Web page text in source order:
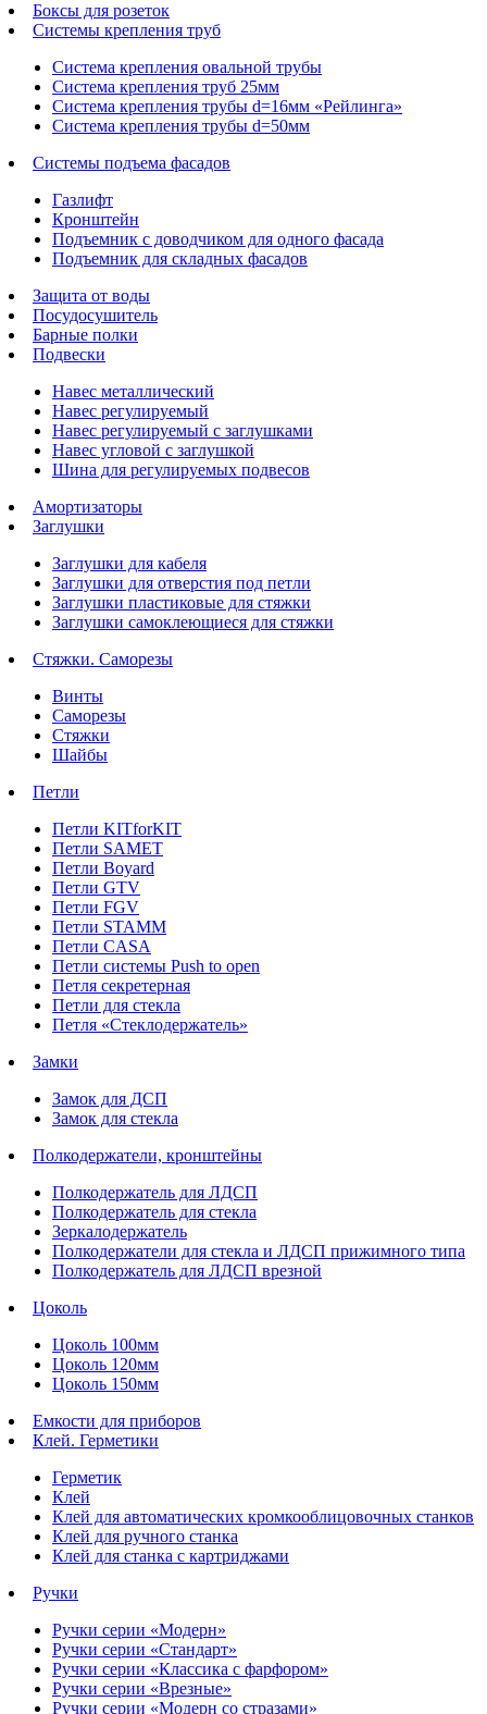
Боксы для розеток
Системы крепления труб
Система крепления овальной трубы
Система крепления труб 25мм
Система крепления трубы d=16мм «Рейлинга»
Система крепления трубы d=50мм
Системы подъема фасадов
Газлифт
Кронштейн
Подъемник с доводчиком для одного фасада
Подъемник для складных фасадов
Защита от воды
Посудосушитель
Барные полки
Подвески
Навес металлический
Навес регулируемый
Навес регулируемый с заглушками
Навес угловой с заглушкой
Шина для регулируемых подвесов
Амортизаторы
Заглушки
Заглушки для кабеля
Заглушки для отверстия под петли
Заглушки пластиковые для стяжки
Заглушки самоклеющиеся для стяжки
Стяжки. Саморезы
Винты
Саморезы
Стяжки
Шайбы
Петли
Петли KITforKIT
Петли SAMET
Петли Boyard
Петли GTV
Петли FGV
Петли STAMM
Петли CASA
Петли системы Push to open
Петля секретерная
Петли для стекла
Петля «Стеклодержатель»
Замки
Замок для ДСП
Замок для стекла
Полкодержатели, кронштейны
Полкодержатель для ЛДСП
Полкодержатель для стекла
Зеркалодержатель
Полкодержатели для стекла и ЛДСП прижимного типа
Полкодержатель для ЛДСП врезной
Цоколь
Цоколь 100мм
Цоколь 120мм
Цоколь 150мм
Емкости для приборов
Клей. Герметики
Герметик
Клей
Клей для автоматических кромкооблицовочных станков
Клей для ручного станка
Клей для станка с картриджами
Ручки
Ручки серии «Модерн»
Ручки серии «Стандарт»
Ручки серии «Классика с фарфором»
Ручки серии «Врезные»
Ручки серии «Модерн со стразами»